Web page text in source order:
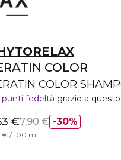
COLOR
COLOR
punti fedeltà grazie a
30%
€7,90 €
€ / 100 ml